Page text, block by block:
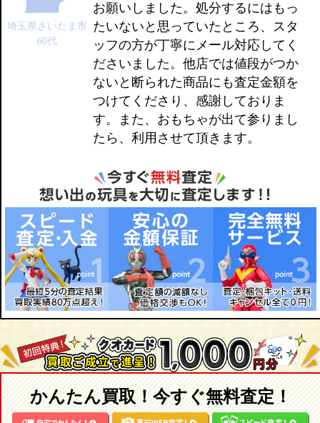
埼玉県さいたま市
60代
お願いしました。処分するにはもっ
たいないと思っていたところ、スタ
ッフの方が丁寧にメール対応してく
ださいました。他店では値段がつか
ないと断られた商品にも査定金額を
つけてくださり、感謝しておりま
す。また、おもちゃが出て参りまし
たら、利用させて頂きます。
かんたん買取！今すぐ無料査定！